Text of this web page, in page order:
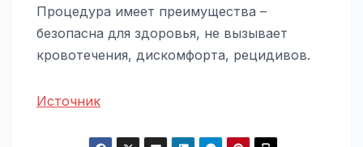
Процедура имеет преимущества –
безопасна для здоровья, не вызывает
кровотечения, дискомфорта, рецидивов.
Источник